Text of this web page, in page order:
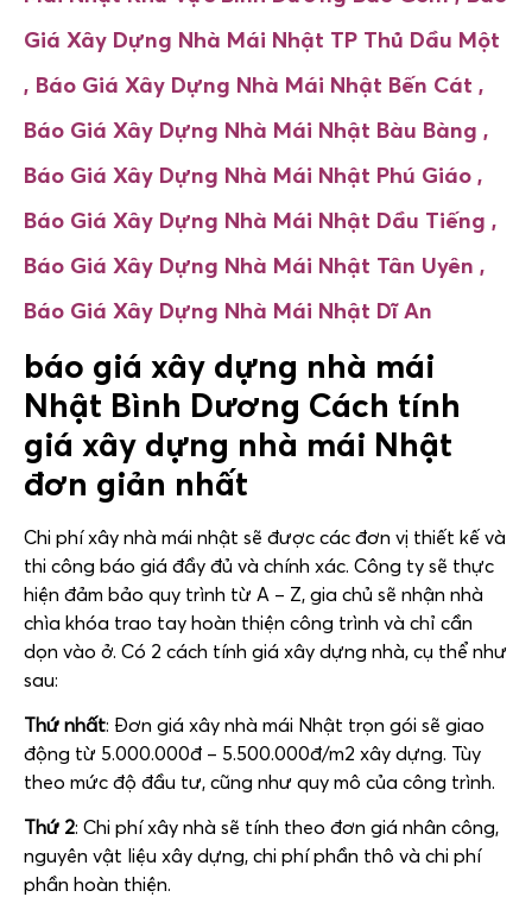
Giá Xây Dựng Nhà Mái Nhật TP Thủ Dầu Một
, Báo Giá Xây Dựng Nhà Mái Nhật Bến Cát ,
Báo Giá Xây Dựng Nhà Mái Nhật Bàu Bàng ,
Báo Giá Xây Dựng Nhà Mái Nhật Phú Giáo ,
Báo Giá Xây Dựng Nhà Mái Nhật Dầu Tiếng ,
Báo Giá Xây Dựng Nhà Mái Nhật Tân Uyên ,
Báo Giá Xây Dựng Nhà Mái Nhật Dĩ An
báo giá xây dựng nhà mái
Nhật Bình Dương Cách tính
giá xây dựng nhà mái Nhật
đơn giản nhất
Chi phí xây nhà mái nhật sẽ được các đơn vị thiết kế và
thi công báo giá đầy đủ và chính xác. Công ty sẽ thực
hiện đảm bảo quy trình từ A – Z, gia chủ sẽ nhận nhà
chìa khóa trao tay hoàn thiện công trình và chỉ cần
dọn vào ở. Có 2 cách tính giá xây dựng nhà, cụ thể như
sau:
Thứ nhất: Đơn giá xây nhà mái Nhật trọn gói sẽ giao
động từ 5.000.000đ – 5.500.000đ/m2 xây dựng. Tùy
theo mức độ đầu tư, cũng như quy mô của công trình.
Thứ 2: Chi phí xây nhà sẽ tính theo đơn giá nhân công,
nguyên vật liệu xây dựng, chi phí phần thô và chi phí
phần hoàn thiện.